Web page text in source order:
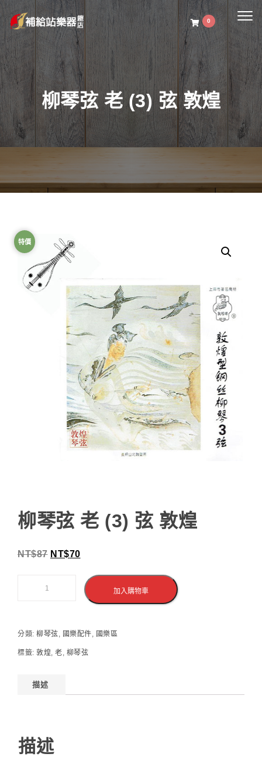
0
柳琴弦 老 (3) 弦 敦煌
特價
柳琴弦 老 (3) 弦 敦煌
NT$87 NT$70
加入購物車
分類: 柳琴弦, 國樂配件, 國樂區
標籤: 敦煌, 老, 柳琴弦
描述
描述